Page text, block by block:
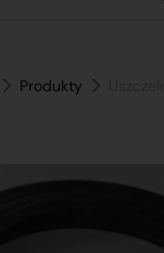
Produkty